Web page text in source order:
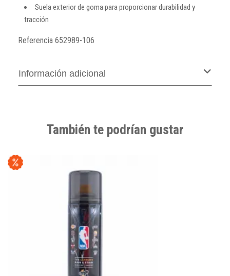
Suela exterior de goma para proporcionar durabilidad y
tracción
Referencia 652989-106
Información adicional
También te podrían gustar